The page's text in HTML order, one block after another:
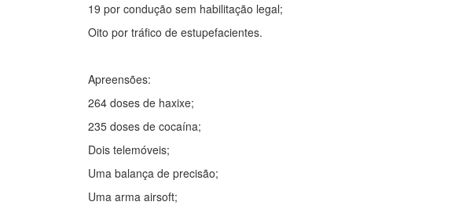
19 por condução sem habilitação legal;
Oito por tráfico de estupefacientes.
Apreensões:
264 doses de haxixe;
235 doses de cocaína;
Dois telemóveis;
Uma balança de precisão;
Uma arma airsoft;